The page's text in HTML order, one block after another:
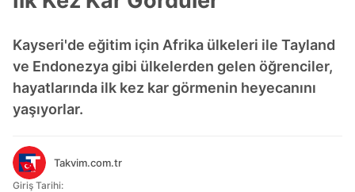
Kayseri'de eğitim için Afrika ülkeleri ile Tayland
ve Endonezya gibi ülkelerden gelen öğrenciler,
hayatlarında ilk kez kar görmenin heyecanını
yaşıyorlar.
Takvim.com.tr
Giriş Tarihi: